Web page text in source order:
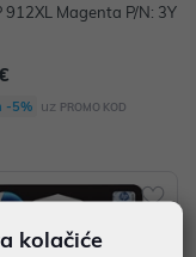
912XL Magenta P/N: 3Y
-5% uz PROMO KOD
kolačiće